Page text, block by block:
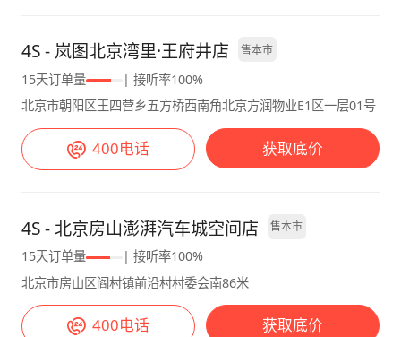
三排都舒服，老人孩子不将就，家用商务通吃，
一车搞定所有场景。 不满意： 高速风噪方面的
情况，在车速超过110km/h的时候，A柱位置会
出现较为明显的风噪现象，尽管车辆配备了双层
玻璃，然而由于其方正的造型使得风阻偏大，所
以在这种情况下只能通过开启音乐的方式来暂时
太方便。都30几万的价格冰箱也不给配一个。
【智能座舱】 梦想家搭载了岚图自研鲲鹏智能
辅助驾驶系统，支持L2+级别的自动驾驶辅助功
能。在高速上开启自适应巡航和车道保持功能
后，车辆能够自动跟车、保持车道，大大减轻了
驾驶疲劳。自动泊车功能也很实用，无论是侧方
车，对于我这种停车困难户来说非常友好。车机
系统方面，虽然硬件配置很高，但软件体验还有
待提升。语音识别支持方言和连续对话，比如我
用四川话发出“打开导航，播放音乐，调高空调
温度”的指令，系统都能准确识别并执行。
4S - 岚图北京湾里·王府井店 售本市
15天订单量
| 接听率100%
北京市朝阳区王四营乡五方桥西南角北京方润物业E1区一层01号
400电话 获取底价
4S - 北京房山澎湃汽车城空间店 售本市
15天订单量
| 接听率100%
北京市房山区阎村镇前沿村村委会南86米
400电话 获取底价